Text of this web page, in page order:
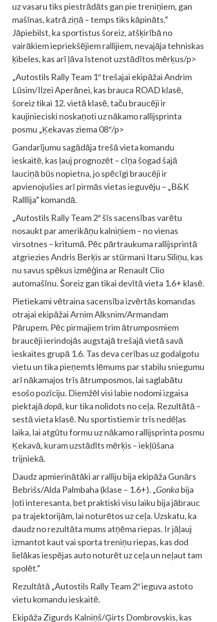
uz vasaru tiks piestrādāts gan pie treniņiem, gan
mašīnas, katrā ziņā – temps tiks kāpināts.”
Jāpiebilst, ka sportistus šoreiz, atšķirībā no
vairākiem iepriekšējiem rallijiem, nevajāja tehniskas
ķibeles, kas arī ļāva īstenot uzstādītos mērķus/p>
„Autostils Rally Team 1″ trešajai ekipāžai Andrim
Lūsim/Ilzei Aperānei, kas brauca ROAD klasē,
šoreiz tikai 12. vietā klasē, taču braucēji ir
kaujinieciski noskaņoti uz nākamo rallijsprinta
posmu „Ķekavas ziema 08″/p>
Gandarījumu sagādāja trešā vieta komandu
ieskaitē, kas ļauj prognozēt – cīņa šogad šajā
lauciņā būs nopietna, jo spēcīgi braucēji ir
apvienojušies arī pirmās vietas ieguvēju – „B&K
Ralllija” komandā.
„Autostils Rally Team 2″ šīs sacensības varētu
nosaukt par amerikāņu kalniņiem – no vienas
virsotnes – kritumā. Pēc pārtraukuma rallijsprintā
atgriezies Andris Berķis ar stūrmani Itaru Siliņu, kas
nu savus spēkus izmēģina ar Renault Clio
automašīnu. Šoreiz gan tikai devītā vieta 1.6+ klasē.
Pietiekami vētraina sacensība izvērtās komandas
otrajai ekipāžai Arnim Alksnim/Armandam
Pārupem. Pēc pirmajiem trim ātrumposmiem
braucēji ierindojās augstajā trešajā vietā savā
ieskaites grupā 1.6. Tas deva cerības uz godalgotu
vietu un tika pieņemts lēmums par stabilu sniegumu
arī nākamajos trīs ātrumposmos, lai saglabātu
esošo pozīciju. Diemžēl visi labie nodomi izgaisa
piektajādopā, kur tika nolidots no ceļa. Rezultātā –
sestā vieta klasē. Nu sportistiem ir trīs nedēļas
laika, lai atgūtu formu uz nākamo rallijsprinta posmu
Ķekavā, kuram uzstādīts mērķis – iekļūšana
trijniekā.
Daudz apmierinātāki ar ralliju bija ekipāža Gunārs
Bebrišs/Alda Palmbaha (klase – 1.6+). „Gonkabija
ļoti interesanta, bet praktiski visu laiku bija jābrauc
pa trajektorijām, lai noturētos uz ceļa. Uzskatu, ka
daudz no rezultāta mums atņēma riepas. Ir jāļauj
izmantot kaut vai sporta treniņu riepas, kas dod
lielākas iespējas auto noturēt uz ceļa un neļaut tam
spolēt.”
Rezultātā „Autostils Rally Team 2″ ieguva astoto
vietu komandu ieskaitē.
Ekipāža Zigurds Kalniņš/Ģirts Dombrovskis, kas